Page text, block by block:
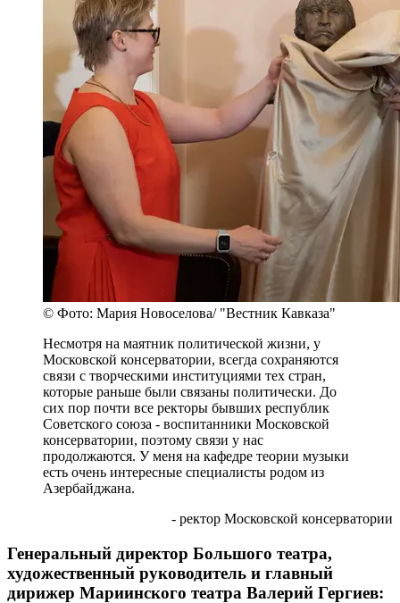
© Фото: Мария Новоселова/ "Вестник Кавказа"
Несмотря на маятник политической жизни, у
Московской консерватории, всегда сохраняются
связи с творческими институциями тех стран,
которые раньше были связаны политически. До
сих пор почти все ректоры бывших республик
Советского союза - воспитанники Московской
консерватории, поэтому связи у нас
продолжаются. У меня на кафедре теории музыки
есть очень интересные специалисты родом из
Азербайджана.
- ректор Московской консерватории
Генеральный директор Большого театра,
художественный руководитель и главный
дирижер Мариинского театра Валерий Гергиев: